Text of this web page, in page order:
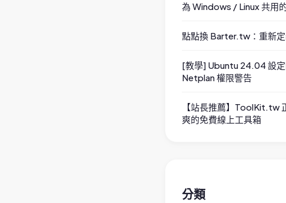
為 Windows / Linux 共用
點點換 Barter.tw：重新
[教學] Ubuntu 24.04 設
Netplan 權限警告
【站長推薦】ToolKit.tw
爽的免費線上工具箱
分類